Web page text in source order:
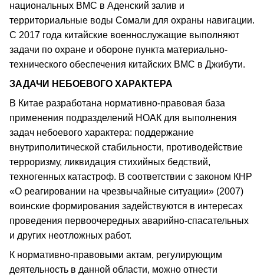
национальных ВМС в Аденский залив и
территориальные воды Сомали для охраны навигации.
С 2017 года китайские военнослужащие выполняют
задачи по охране и обороне пункта материально-
технического обеспечения китайских ВМС в Джибути.
ЗАДАЧИ НЕБОЕВОГО ХАРАКТЕРА
В Китае разработана нормативно-правовая база
применения подразделений НОАК для выполнения
задач небоевого характера: поддержание
внутриполитической стабильности, противодействие
терроризму, ликвидация стихийных бедствий,
техногенных катастроф. В соответствии с законом КНР
«О реагировании на чрезвычайные ситуации» (2007)
воинские формирования задействуются в интересах
проведения первоочередных аварийно-спасательных
и других неотложных работ.
К нормативно-правовыми актам, регулирующим
деятельность в данной области, можно отнести